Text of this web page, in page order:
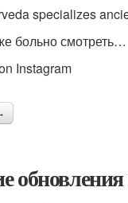
specializes
больно смотреть…
Instagram
обновления